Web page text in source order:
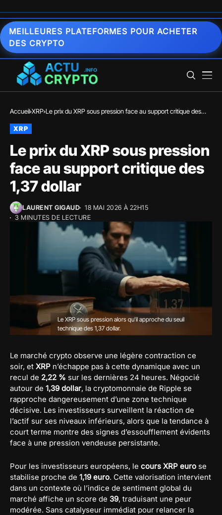
MEILLEURES PLATEFORMES POUR ACHETER
DES CRYPTO
Accueil XRP Le prix du XRP sous pression face au support critique des
XRP
Le prix du XRP sous pression
face au support critique des
1,37 dollar
LAURENT GIGAUD
18 MAI 2026 À 22H15
3 MINUTES DE LECTURE
Le XRP sous pression alors qu'il approche du seuil
technique des 1,37 dollar.
Le marché crypto observe une légère contraction ce
soir, et XRP n’échappe pas à cette dynamique avec un
recul de 2,22 % sur les dernières 24 heures. Négocié
autour de 1,39 dollar, la cryptomonnaie de Ripple se
rapproche dangereusement d’une zone technique
décisive. Les investisseurs surveillent la réaction de
l’actif sur ses niveaux inférieurs, alors que la tendance à
court terme montre des signes d’essoufflement évidents
face à une pression vendeuse persistante.
Pour les investisseurs européens, le cours XRP euro se
stabilise proche de 1,19 euro. Cette valorisation intervient
dans un contexte où l’indice de sentiment global du
marché affiche un score de 39, traduisant une peur
modérée. Sans catalyseur immédiat pour relancer la